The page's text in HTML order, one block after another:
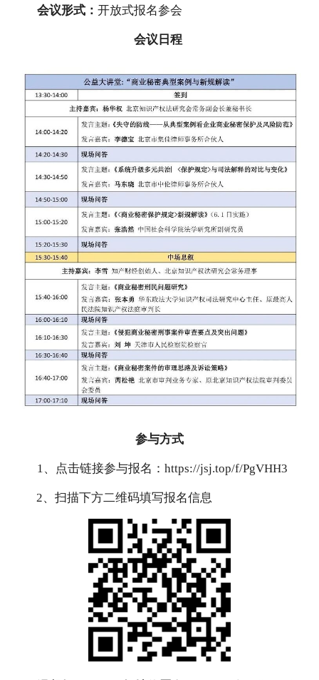
会议形式： 开放式报名参会
会议日程
参与方式
1、点击链接参与报名：https://jsj.top/f/PgVHH3
2、扫描下方二维码填写报名信息